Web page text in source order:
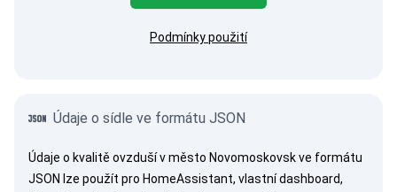
Podmínky použití
Údaje o sídle ve formátu JSON
Údaje o kvalitě ovzduší v město Novomoskovsk ve formátu
JSON lze použít pro HomeAssistant, vlastní dashboard,